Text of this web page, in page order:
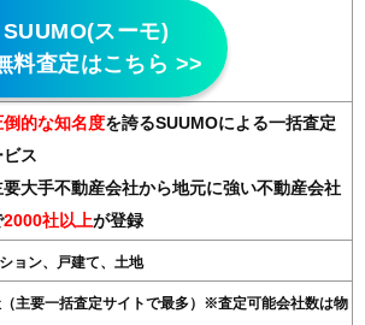
SUUMO(スーモ)
料査定はこちら >>
倒的な知名度を誇るSUUMOによる一括査定
ス
要大手不動産会社から地元に強い不動産会社
2000社以上が登録
ョン、戸建て、土地
主要一括査定サイトで最多）※査定可能会社数は物